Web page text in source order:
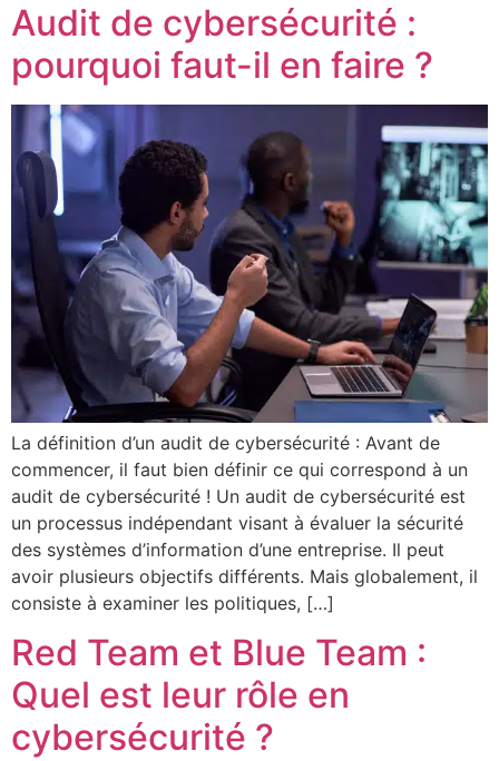
Audit de cybersécurité :
pourquoi faut-il en faire ?
La définition d’un audit de cybersécurité : Avant de
commencer, il faut bien définir ce qui correspond à un
audit de cybersécurité ! Un audit de cybersécurité est
un processus indépendant visant à évaluer la sécurité
des systèmes d’information d’une entreprise. Il peut
avoir plusieurs objectifs différents. Mais globalement, il
consiste à examiner les politiques, […]
Red Team et Blue Team :
Quel est leur rôle en
cybersécurité ?